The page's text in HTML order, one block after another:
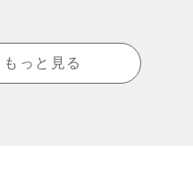
もっと見る